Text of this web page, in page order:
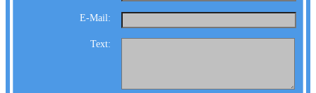
E-Mail:
Text: